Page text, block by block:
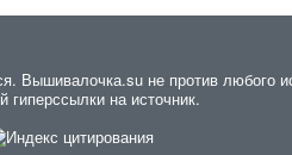
не против любого
гиперссылки на источник.